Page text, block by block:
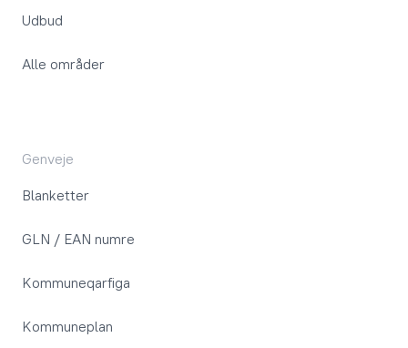
Udbud
Alle områder
Genveje
Blanketter
GLN / EAN numre
Kommuneqarfiga
Kommuneplan